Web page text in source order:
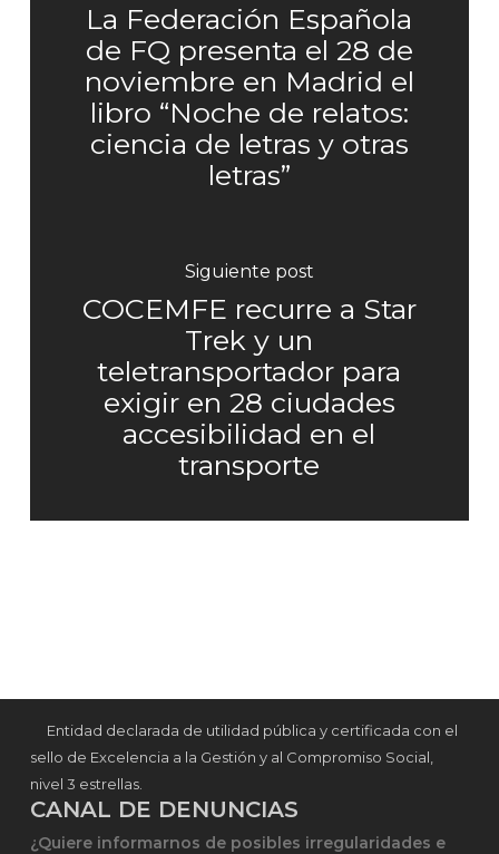
La Federación Española
de FQ presenta el 28 de
noviembre en Madrid el
libro “Noche de relatos:
ciencia de letras y otras
letras”
Siguiente post
COCEMFE recurre a Star
Trek y un
teletransportador para
exigir en 28 ciudades
accesibilidad en el
transporte
Entidad declarada de utilidad pública y certificada con el
sello de Excelencia a la Gestión y al Compromiso Social,
nivel 3 estrellas.
CANAL DE DENUNCIAS
¿Quiere informarnos de posibles irregularidades e